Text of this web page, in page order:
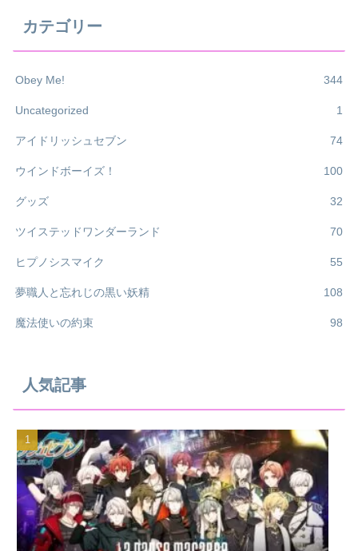
カテゴリー
Obey Me! 344
Uncategorized 1
アイドリッシュセブン 74
ウインドボーイズ！ 100
グッズ 32
ツイステッドワンダーランド 70
ヒプノシスマイク 55
夢職人と忘れじの黒い妖精 108
魔法使いの約束 98
人気記事